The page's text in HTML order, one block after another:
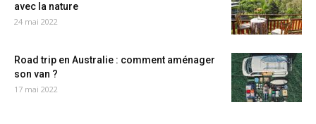
avec la nature
24 mai 2022
Road trip en Australie : comment aménager
son van ?
17 mai 2022